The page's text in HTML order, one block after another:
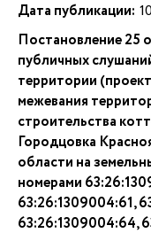
Дата публикации:
Постановление 25
публичных
территории
межевания
строительства
Городцовка
области на
номерами
63:26:1309004:61,
63:26:1309004:64,